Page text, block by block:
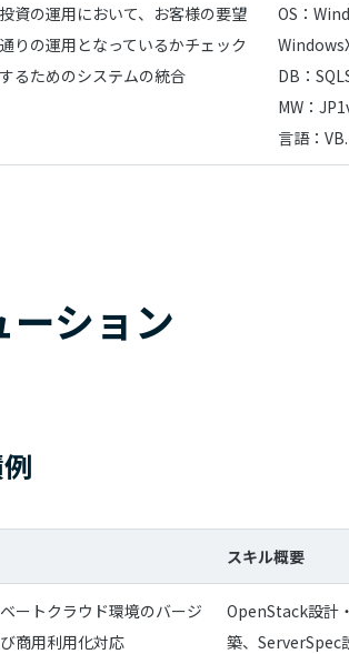
投資の運用において、お客様の要望
通りの運用となっているかチェック
するためのシステムの統合
OS：
DB：
MW：
言語：
ション
スキル概要
ートクラウド環境のバージ
商用利用化対応
OpenStack設計
築、ServerSpec